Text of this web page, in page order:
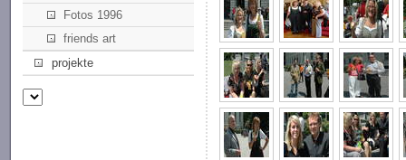
Fotos 1996
friends art
projekte